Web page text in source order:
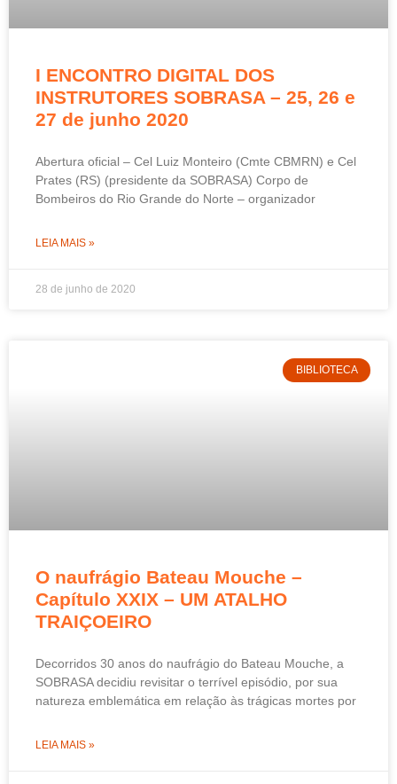
I ENCONTRO DIGITAL DOS
INSTRUTORES SOBRASA – 25, 26 e
27 de junho 2020
Abertura oficial – Cel Luiz Monteiro (Cmte CBMRN) e Cel
Prates (RS) (presidente da SOBRASA) Corpo de
Bombeiros do Rio Grande do Norte – organizador
LEIA MAIS »
28 de junho de 2020
BIBLIOTECA
O naufrágio Bateau Mouche –
Capítulo XXIX – UM ATALHO
TRAIÇOEIRO
Decorridos 30 anos do naufrágio do Bateau Mouche, a
SOBRASA decidiu revisitar o terrível episódio, por sua
natureza emblemática em relação às trágicas mortes por
LEIA MAIS »